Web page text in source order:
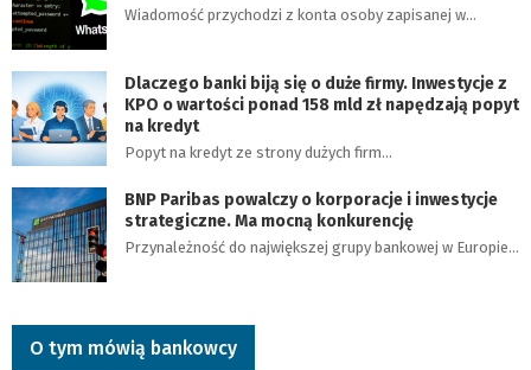
Wiadomość przychodzi z konta osoby zapisanej w…
Dlaczego banki biją się o duże firmy. Inwestycje z
KPO o wartości ponad 158 mld zł napędzają popyt
na kredyt
Popyt na kredyt ze strony dużych firm…
BNP Paribas powalczy o korporacje i inwestycje
strategiczne. Ma mocną konkurencję
Przynależność do największej grupy bankowej w Europie…
O tym mówią bankowcy